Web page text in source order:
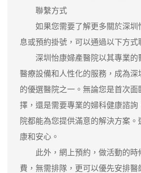
聯繫方式
如果您需要了解更多關於深圳
息或預約掛號，可以通過以下方式
深圳怡康婦產醫院以其專業的
醫療設備和人性化的服務，成為深
的優選醫院之一。無論您是首次面
擇，還是需要專業的婦科健康諮詢
院都能為您提供滿意的解決方案
康和安心。
此外，網上預約，做活動的時
費，無需排隊，更可以優先安排醫